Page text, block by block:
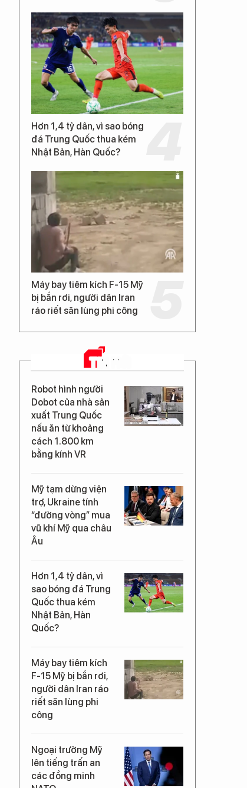
Hơn 1,4 tỷ dân, vì sao bóng
đá Trung Quốc thua kém
Nhật Bản, Hàn Quốc?
Máy bay tiêm kích F-15 Mỹ
bị bắn rơi, người dân Iran
ráo riết săn lùng phi công
TIN MỚI
Robot hình người
Dobot của nhà sản
xuất Trung Quốc
nấu ăn từ khoảng
cách 1.800 km
bằng kính VR
Mỹ tạm dừng viện
trợ, Ukraine tính
“đường vòng” mua
vũ khí Mỹ qua châu
Âu
Hơn 1,4 tỷ dân, vì
sao bóng đá Trung
Quốc thua kém
Nhật Bản, Hàn
Quốc?
Máy bay tiêm kích
F-15 Mỹ bị bắn rơi,
người dân Iran ráo
riết săn lùng phi
công
Ngoại trưởng Mỹ
lên tiếng trấn an
các đồng minh